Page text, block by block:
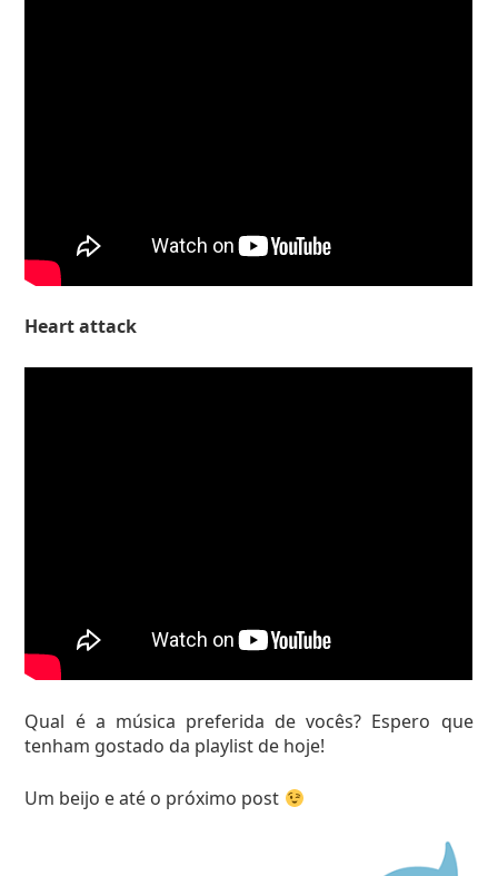
Heart attack
Qual é a música preferida de vocês? Espero que
tenham gostado da playlist de hoje!
Um beijo e até o próximo post